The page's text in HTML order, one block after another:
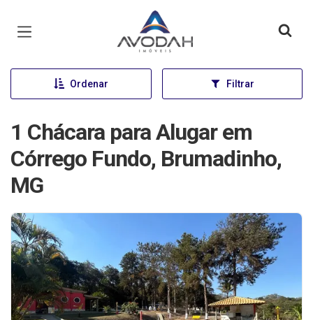
Página inicial
Ordenar Filtrar
1 Chácara para Alugar em
Córrego Fundo, Brumadinho,
MG